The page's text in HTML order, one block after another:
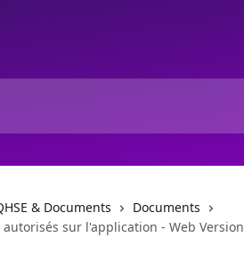
& Documents
Documents
sur l'application - Web Version